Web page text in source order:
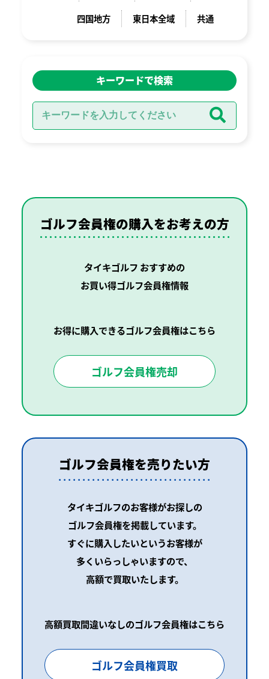
四国地方
東日本全域 共通
キーワードで検索
ゴルフ会員権の購入をお考えの方
タイキゴルフ おすすめの
お買い得ゴルフ会員権情報
お得に購入できるゴルフ会員権はこちら
ゴルフ会員権売却
ゴルフ会員権を売りたい方
タイキゴルフのお客様がお探しの
ゴルフ会員権を掲載しています。
すぐに購入したいというお客様が
多くいらっしゃいますので、
高額で買取いたします。
高額買取間違いなしのゴルフ会員権はこちら
ゴルフ会員権買取